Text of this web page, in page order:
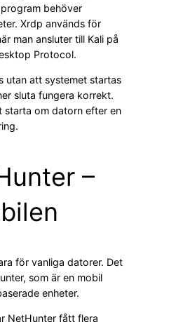
behöver
Xrdp används för
man ansluter till Kali på
Protocol.
utan att systemet startas
sluta fungera korrekt.
starta om datorn efter en
–
för vanliga datorer. Det
som är en mobil
enheter.
NetHunter fått flera